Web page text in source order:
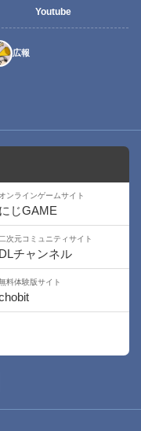
Youtube
広報
オンラインゲームサイト
にじGAME
二次元コミュニティサイト
DLチャンネル
料体験版サイト